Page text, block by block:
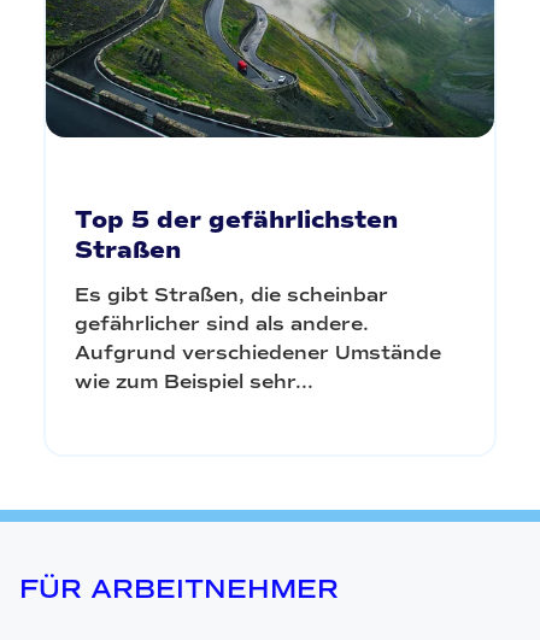
Top 5 der gefährlichsten
Straßen
Es gibt Straßen, die scheinbar
gefährlicher sind als andere.
Aufgrund verschiedener Umstände
wie zum Beispiel sehr...
FÜR ARBEITNEHMER